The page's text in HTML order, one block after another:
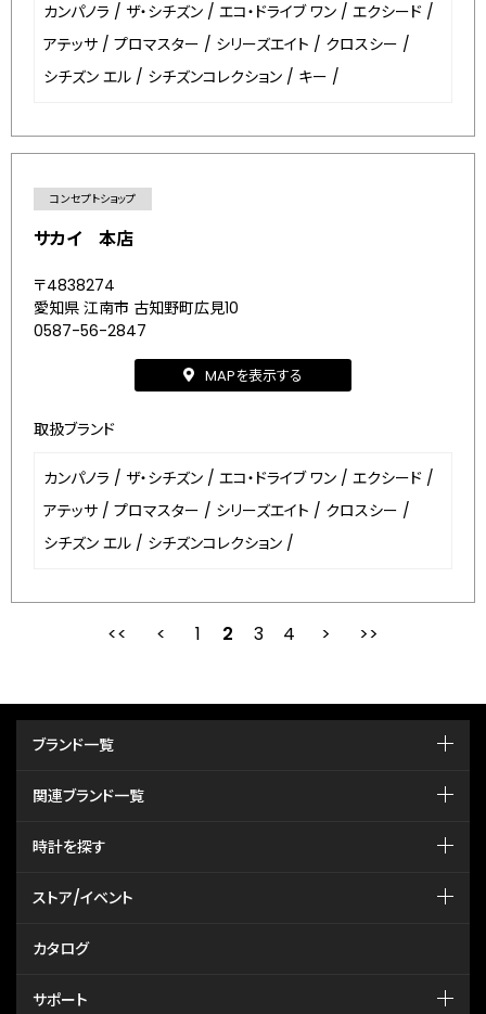
カンパノラ / ザ・シチズン / エコ・ドライブ ワン / エクシード /
アテッサ / プロマスター / シリーズエイト / クロスシー /
シチズン エル / シチズンコレクション / キー /
コンセプトショップ
サカイ 本店
〒4838274
愛知県 江南市 古知野町広見10
0587-56-2847
MAPを表示する
取扱ブランド
カンパノラ / ザ・シチズン / エコ・ドライブ ワン / エクシード /
アテッサ / プロマスター / シリーズエイト / クロスシー /
シチズン エル / シチズンコレクション /
最初 前
1 2 3 4
ブランド一覧
関連ブランド一覧
時計を探す
ストア/イベント
カタログ
サポート